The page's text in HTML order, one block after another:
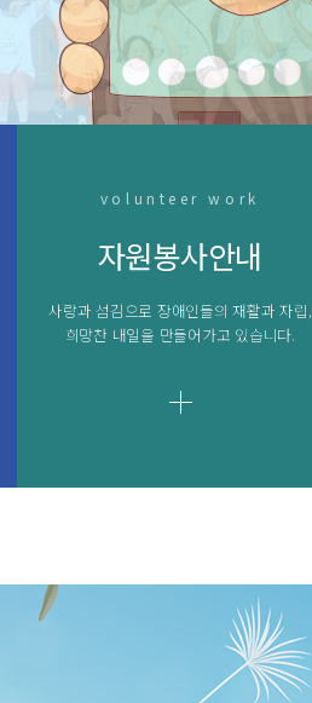
volunteer work
자원봉사안내
사랑과 섬김으로 장애인들의 재활과 자립,
희망찬 내일을 만들어가고 있습니다.